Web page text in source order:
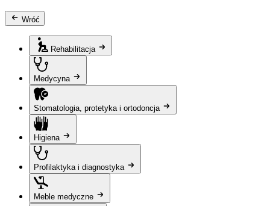
Wróć
Rehabilitacja
Medycyna
Stomatologia, protetyka i ortodoncja
Higiena
Profilaktyka i diagnostyka
Meble medyczne